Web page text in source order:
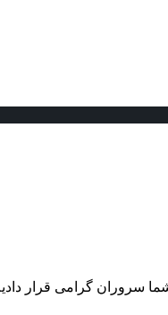
سروران گرامی قرار